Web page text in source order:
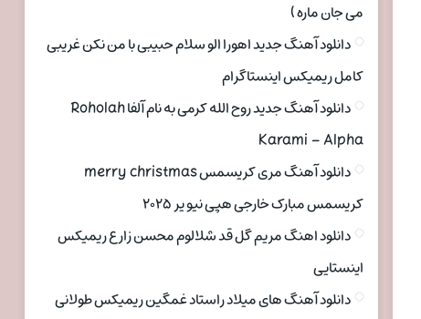
می جان ماره )
دانلود آهنگ جدید اهورا الو سلام حبیبی با من نکن غریبی
کامل ریمیکس اینستاگرام
دانلود آهنگ جدید روح الله کرمی به نام آلفا Roholah
Karami – Alpha
دانلود آهنگ مری کریسمس merry christmas
کریسمس مبارک خارجی هپی نیو یر ۲۰۲۵
دانلود اهنگ مریم گل قد شلالوم محسن زارع ریمیکس
اینستایی
دانلود آهنگ های میلاد راستاد غمگین ریمیکس طولانی